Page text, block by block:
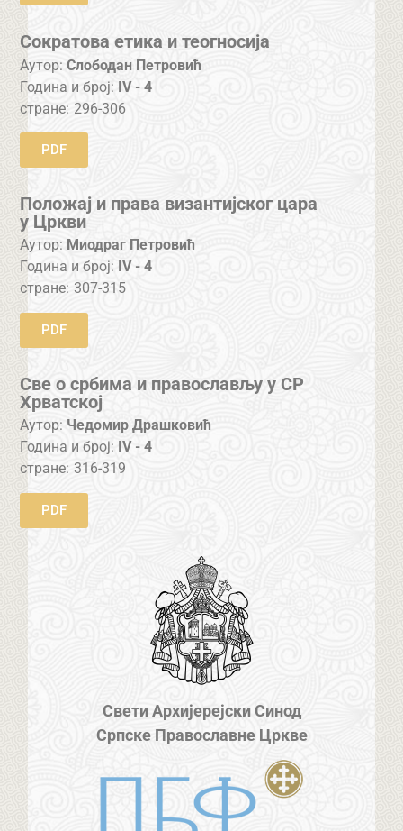
Сократова етика и теогносија
Аутор: Слободан Петровић
Година и број: IV - 4
стране: 296-306
PDF
Положај и права византијског цара
у Цркви
Аутор: Миодраг Петровић
Година и број: IV - 4
стране: 307-315
PDF
Све о србима и православљу у СР
Хрватској
Аутор: Чедомир Драшковић
Година и број: IV - 4
стране: 316-319
PDF
Свети Архијерејски Синод
Српске Православне Цркве